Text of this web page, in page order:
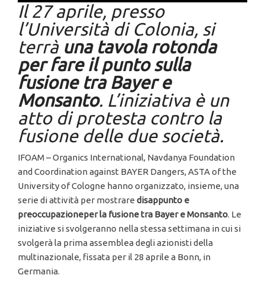
Il 27 aprile, presso
l’Università di Colonia, si
terrà una tavola rotonda
per fare il punto sulla
fusione tra Bayer e
Monsanto. L’iniziativa è un
atto di protesta contro la
fusione delle due società.
IFOAM – Organics International, Navdanya Foundation
and Coordination against BAYER Dangers, ASTA of the
University of Cologne hanno organizzato, insieme, una
serie di attività per mostrare disappunto e
preoccupazioneper la fusione tra Bayer e Monsanto. Le
iniziative si svolgeranno nella stessa settimana in cui si
svolgerà la prima assemblea degli azionisti della
multinazionale, fissata per il 28 aprile a Bonn, in
Germania.